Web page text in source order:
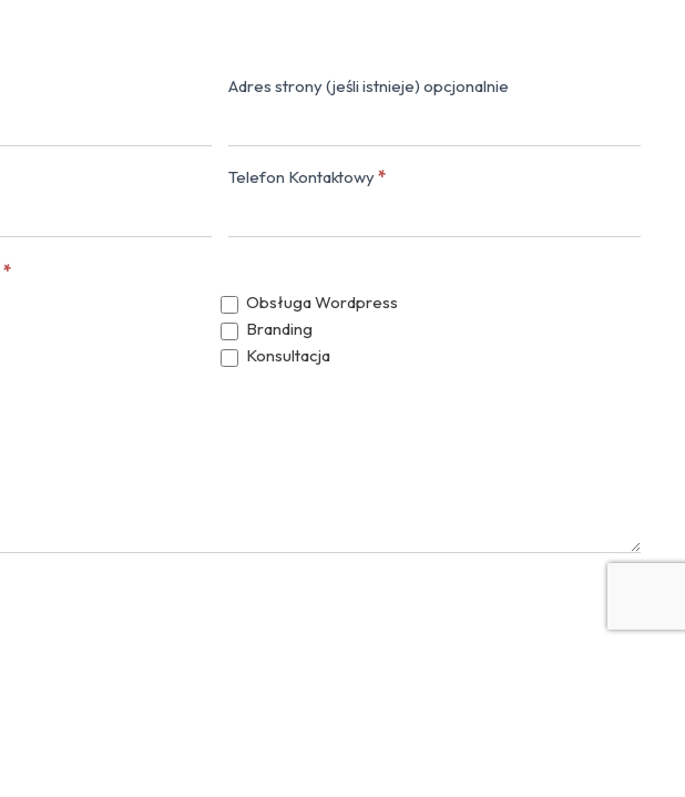
Adres strony (jeśli istnieje) opcjonalnie
Telefon Kontaktowy*
*
Obsługa Wordpress
Branding
Konsultacja